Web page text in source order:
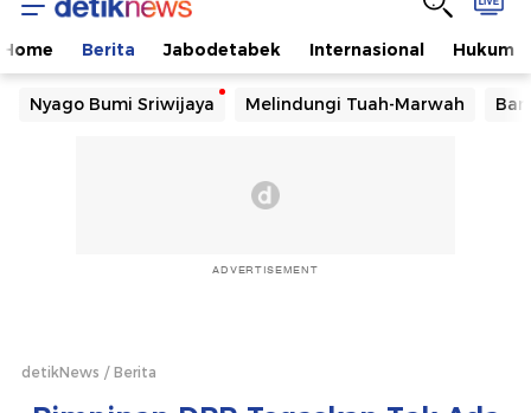
Home Berita Jabodetabek Internasional Hukum
Nyago Bumi Sriwijaya Melindungi Tuah-Marwah
ADVERTISEMENT
detikNews Berita